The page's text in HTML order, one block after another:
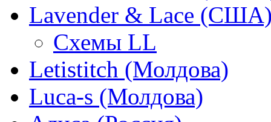
Lavender & Lace
Схемы LL
Letistitch (Молдова)
Luca-s (Молдова)